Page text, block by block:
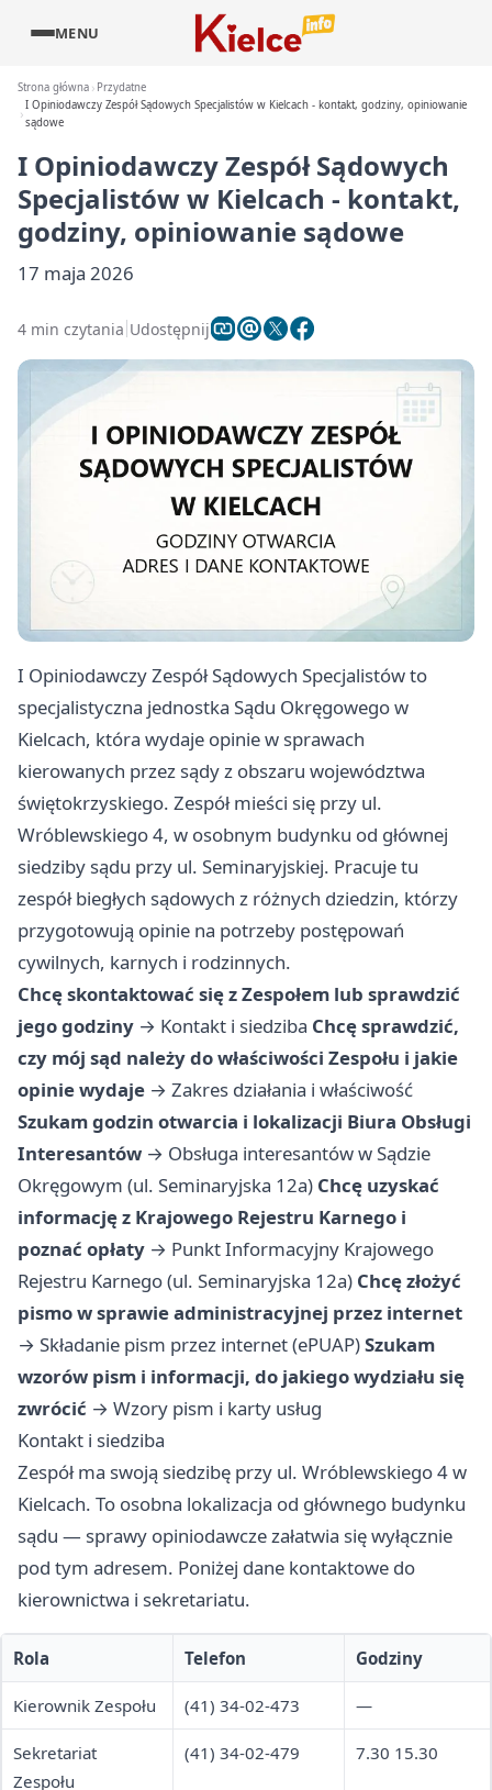
MENU
Strona główna
Przydatne
I Opiniodawczy Zespół Sądowych Specjalistów w Kielcach - kontakt, godziny, opiniowanie
sądowe
I Opiniodawczy Zespół Sądowych
Specjalistów w Kielcach - kontakt,
godziny, opiniowanie sądowe
17 maja 2026
4 min czytania Udostępnij
I Opiniodawczy Zespół Sądowych Specjalistów to
specjalistyczna jednostka Sądu Okręgowego w
Kielcach, która wydaje opinie w sprawach
kierowanych przez sądy z obszaru województwa
świętokrzyskiego. Zespół mieści się przy ul.
Wróblewskiego 4, w osobnym budynku od głównej
siedziby sądu przy ul. Seminaryjskiej. Pracuje tu
zespół biegłych sądowych z różnych dziedzin, którzy
przygotowują opinie na potrzeby postępowań
cywilnych, karnych i rodzinnych.
Chcę skontaktować się z Zespołem lub sprawdzić
jego godziny → Kontakt i siedziba Chcę sprawdzić,
czy mój sąd należy do właściwości Zespołu i jakie
opinie wydaje → Zakres działania i właściwość
Szukam godzin otwarcia i lokalizacji Biura Obsługi
Interesantów → Obsługa interesantów w Sądzie
Okręgowym (ul. Seminaryjska 12a) Chcę uzyskać
informację z Krajowego Rejestru Karnego i
poznać opłaty → Punkt Informacyjny Krajowego
Rejestru Karnego (ul. Seminaryjska 12a) Chcę złożyć
pismo w sprawie administracyjnej przez internet
→ Składanie pism przez internet (ePUAP)Szukam
wzorów pism i informacji, do jakiego wydziału się
zwrócić → Wzory pism i karty usług
Kontakt i siedziba
Zespół ma swoją siedzibę przy ul. Wróblewskiego 4 w
Kielcach. To osobna lokalizacja od głównego budynku
sądu — sprawy opiniodawcze załatwia się wyłącznie
pod tym adresem. Poniżej dane kontaktowe do
kierownictwa i sekretariatu.
Rola Telefon Godziny
Kierownik Zespołu (41) 34-02-473 —
Sekretariat
Zespołu
(41) 34-02-479 7.30 15.30